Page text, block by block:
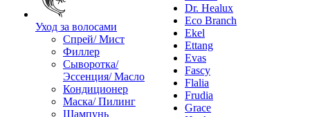
Уход за волосами
Спрей/ Мист
Филлер
Сыворотка/
Эссенция/ Масло
Кондиционер
Маска/ Пилинг
Шампунь
Dr. Healux
Eco Branch
Ekel
Ettang
Evas
Fascy
Flalia
Frudia
Grace